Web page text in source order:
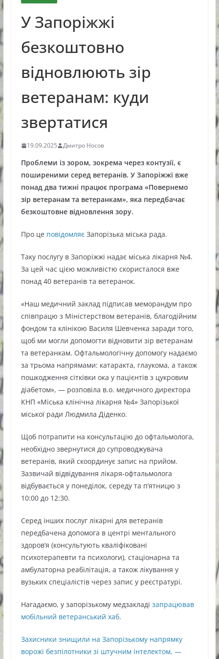
У Запоріжжі
безкоштовно
відновлюють зір
ветеранам: куди
звертатися
19.09.2025 Дмитро Носов
Проблеми із зором, зокрема через контузії, є
поширеними серед ветеранів. У Запоріжжі вже
понад два тижні працює програма «Повернемо
зір ветеранам та ветеранкам», яка передбачає
безкоштовне відновлення зору.
Про це повідомляєЗапорізька міська рада.
Таку послугу в Запоріжжі надає міська лікарня №4.
За цей час цією можливістю скористалося вже
понад 40 ветеранів та ветеранок.
«Наш медичний заклад підписав меморандум про
співпрацю з Міністерством ветеранів, благодійним
фондом та клінікою Василя Шевченка заради того,
щоб ми могли допомогти відновити зір ветеранам
та ветеранкам. Офтальмологічну допомогу надаємо
за трьома напрямами: катаракта, глаукома, а також
пошкодження сітківки ока у пацієнтів з цукровим
діабетом», — розповіла в.о. медичного директора
КНП «Міська клінічна лікарня №4» Запорізької
міської ради Людмила Діденко.
Щоб потрапити на консультацію до офтальмолога,
необхідно звернутися до супроводжувача
ветеранів, який скоординує запис на прийом.
Зазвичай відвідування лікаря-офтальмолога
відбувається у понеділок, середу та п’ятницю з
10:00 до 12:30.
Серед інших послуг лікарні для ветеранів
передбачена допомога в центрі ментального
здоров’я (консультують кваліфіковані
психотерапевти та психологи), стаціонарна та
амбулаторна реабілітація, а також лікування у
вузьких спеціалістів через запис у реєстратурі.
Нагадаємо, у запорізькому медзакладі запрацював
мобільний ветеранський хаб.
Захисники знищили на Запорізькому напрямку
ворожі безпілотники зі штучним інтелектом, —